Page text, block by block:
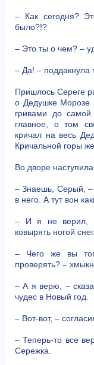
– Как сегодня?
было?!?
– Это ты о чем? –
– Да! – поддакнула
Пришлось Сереге
о Дедушке Морозе
гривами до
главное, о том
кричал на весь
Кричальной горы
Во дворе
– Знаешь, Серый, –
в него. А тут вон
– И я не верил,
ковырять ногой снег.
– Чего же вы
проверять? –
– А я верю, –
чудес в Новый год.
– Вот-вот, –
– Теперь-то все
Сережка.